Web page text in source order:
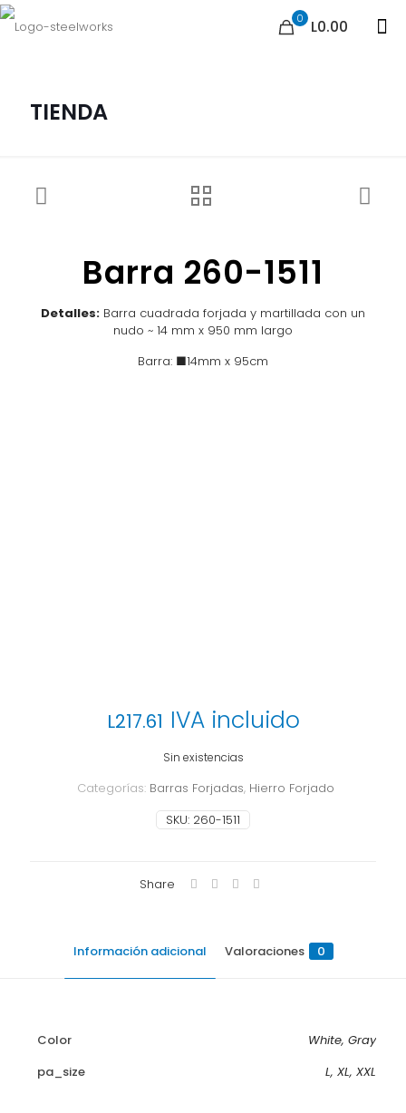
0 L0.00
TIENDA
Barra 260-1511
Detalles: Barra cuadrada forjada y martillada con un
nudo ~ 14 mm x 950 mm largo
Barra: ■14mm x 95cm
L217.61 IVA incluido
Sin existencias
SKU: 260-1511
Categorías: Barras Forjadas, Hierro Forjado
Share
Información adicional Valoraciones 0
Color
White, Gray
pa_size
L, XL, XXL